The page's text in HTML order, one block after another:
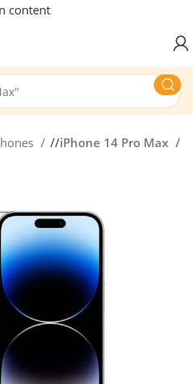
content
/ iPhone 14 Pro Max